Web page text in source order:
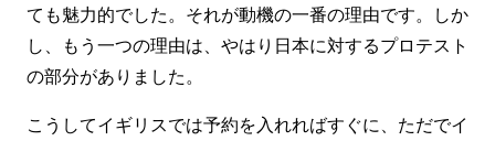
ても魅力的でした。それが動機の一番の理由です。しか
し、もう一つの理由は、やはり日本に対するプロテスト
の部分がありました。
こうしてイギリスでは予約を入れればすぐに、ただでイ